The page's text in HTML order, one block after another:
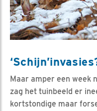
Maar amper een week
zag het tuinbeeld er
kortstondige maar